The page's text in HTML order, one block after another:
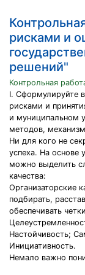
рисками и
решений"
Контрольная
I. Сформулируйте
рисками и
и муниципальном
методов,
Ни для кого не
успеха. На основе
можно выделить
качества:
Организаторские
подбирать,
обеспечивать
Настойчивость;
Инициативность.
Немало важно